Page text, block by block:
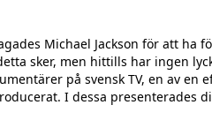
Michael Jackson för att ha
sker, men hittills har ingen
på svensk TV, en av en
I dessa presenterades